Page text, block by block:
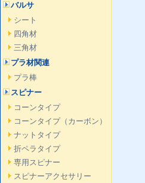
バルサ
シート
四角材
三角材
プラ材関連
プラ棒
スピナー
コーンタイプ
コーンタイプ（カーボン）
ナットタイプ
折ペラタイプ
専用スピナー
スピナーアクセサリー